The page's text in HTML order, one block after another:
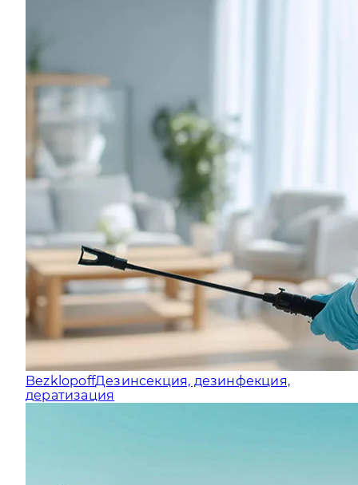
BezklopoffДезинсекция, дезинфекция,
дератизация